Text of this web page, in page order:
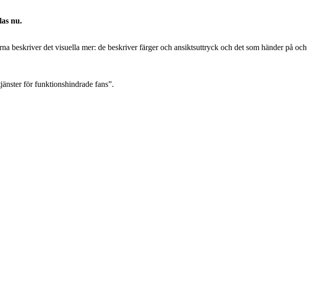
nu.
beskriver det visuella mer: de beskriver färger och ansiktsuttryck och det som händer på och
för funktionshindrade fans”.